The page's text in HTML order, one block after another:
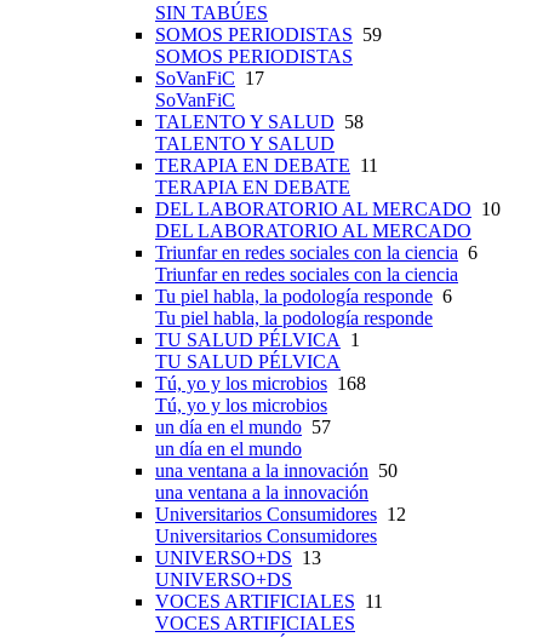
SIN TABÚES
SOMOS PERIODISTAS 59
SOMOS PERIODISTAS
SoVanFiC 17
SoVanFiC
TALENTO Y SALUD 58
TALENTO Y SALUD
TERAPIA EN DEBATE 11
TERAPIA EN DEBATE
DEL LABORATORIO AL MERCADO 10
DEL LABORATORIO AL MERCADO
Triunfar en redes sociales con la ciencia 6
Triunfar en redes sociales con la ciencia
Tu piel habla, la podología responde 6
Tu piel habla, la podología responde
TU SALUD PÉLVICA
1
TU SALUD PÉLVICA
Tú, yo y los microbios 168
Tú, yo y los microbios
un día en el mundo 57
un día en el mundo
una ventana a la innovación 50
una ventana a la innovación
Universitarios Consumidores 12
Universitarios Consumidores
UNIVERSO+DS 13
UNIVERSO+DS
VOCES ARTIFICIALES 11
VOCES ARTIFICIALES